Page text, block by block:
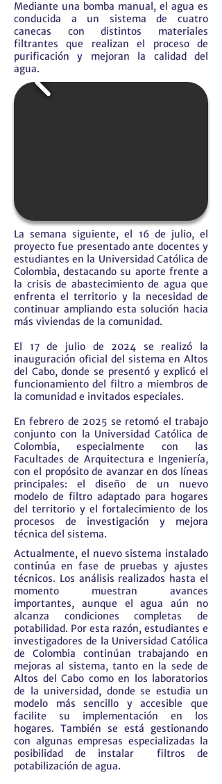
Mediante una bomba manual, el agua es
conducida a un sistema de cuatro
canecas con distintos materiales
filtrantes que realizan el proceso de
purificación y mejoran la calidad del
agua.
La semana siguiente, el 16 de julio, el
proyecto fue presentado ante docentes y
estudiantes en la Universidad Católica de
Colombia, destacando su aporte frente a
la crisis de abastecimiento de agua que
enfrenta el territorio y la necesidad de
continuar ampliando esta solución hacia
más viviendas de la comunidad.
El 17 de julio de 2024 se realizó la
inauguración oficial del sistema en Altos
del Cabo, donde se presentó y explicó el
funcionamiento del filtro a miembros de
la comunidad e invitados especiales.
En febrero de 2025 se retomó el trabajo
conjunto con la Universidad Católica de
Colombia, especialmente con las
Facultades de Arquitectura e Ingeniería,
con el propósito de avanzar en dos líneas
principales: el diseño de un nuevo
modelo de filtro adaptado para hogares
del territorio y el fortalecimiento de los
procesos de investigación y mejora
técnica del sistema.
Actualmente, el nuevo sistema instalado
continúa en fase de pruebas y ajustes
técnicos. Los análisis realizados hasta el
momento muestran avances
importantes, aunque el agua aún no
alcanza condiciones completas de
potabilidad. Por esta razón, estudiantes e
investigadores de la Universidad Católica
de Colombia continúan trabajando en
mejoras al sistema, tanto en la sede de
Altos del Cabo como en los laboratorios
de la universidad, donde se estudia un
modelo más sencillo y accesible que
facilite su implementación en los
hogares. También se está gestionando
con algunas empresas especializadas la
posibilidad de instalar filtros de
potabilización de agua.